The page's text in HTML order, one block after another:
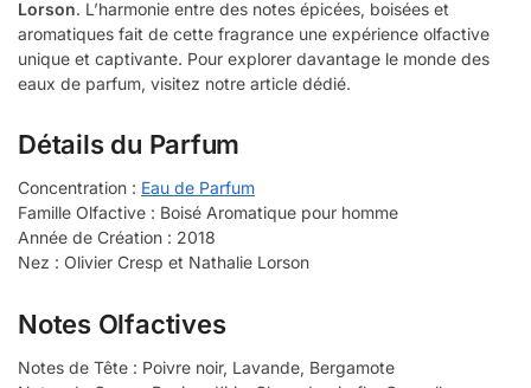
Lorson. L’harmonie entre des notes épicées, boisées et
aromatiques fait de cette fragrance une expérience olfactive
unique et captivante. Pour explorer davantage le monde des
eaux de parfum, visitez notre article dédié.
Détails du Parfum
Concentration : Eau de Parfum
Famille Olfactive : Boisé Aromatique pour homme
Année de Création : 2018
Nez : Olivier Cresp et Nathalie Lorson
Notes Olfactives
Notes de Tête : Poivre noir, Lavande, Bergamote